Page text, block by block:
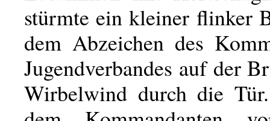
stürmte ein kleiner flinker
dem Abzeichen des
Jugendverbandes auf der
Wirbelwind durch die